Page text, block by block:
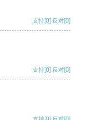
支持[0] 反对[0]
支持[0] 反对[0]